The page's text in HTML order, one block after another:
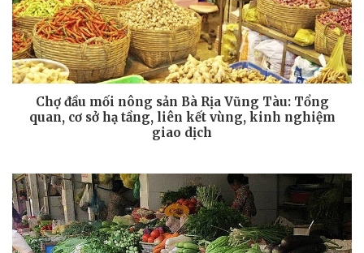
Chợ đầu mối nông sản Bà Rịa Vũng Tàu: Tổng
quan, cơ sở hạ tầng, liên kết vùng, kinh nghiệm
giao dịch